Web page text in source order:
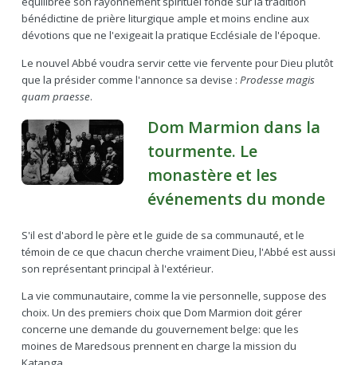
bénédictine de prière liturgique ample et moins encline aux
dévotions que ne l'exigeait la pratique Ecclésiale de l'époque.
Le nouvel Abbé voudra servir cette vie fervente pour Dieu plutôt
que la présider comme l'annonce sa devise : Prodesse magis
quam praesse.
Dom Marmion dans la
tourmente. Le
monastère et les
événements du monde
S'il est d'abord le père et le guide de sa communauté, et le
témoin de ce que chacun cherche vraiment Dieu, l'Abbé est aussi
son représentant principal à l'extérieur.
La vie communautaire, comme la vie personnelle, suppose des
choix. Un des premiers choix que Dom Marmion doit gérer
concerne une demande du gouvernement belge: que les
moines de Maredsous prennent en charge la mission du